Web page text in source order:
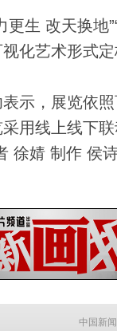
生 改天换地
化艺术形式
，展览依照
用线上线下
徐婧 制作 侯
中国新